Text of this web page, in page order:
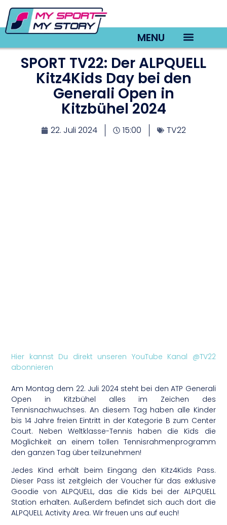
MENU
SPORT TV22: Der ALPQUELL
Kitz4Kids Day bei den
Generali Open in
Kitzbühel 2024
22. Juli 2024 15:00 TV22
Hier kannst Du direkt unseren YouTube Kanal @TV22
abonnieren
Am Montag dem 22. Juli 2024 steht bei den ATP Generali
Open in Kitzbühel alles im Zeichen des
Tennisnachwuchses. An diesem Tag haben alle Kinder
bis 14 Jahre freien Eintritt in der Kategorie B zum Center
Court. Neben Weltklasse-Tennis haben die Kids die
Möglichkeit an einem tollen Tennisrahmenprogramm
den ganzen Tag über teilzunehmen!
Jedes Kind erhält beim Eingang den Kitz4Kids Pass.
Dieser Pass ist zeitgleich der Voucher für das exklusive
Goodie von ALPQUELL, das die Kids bei der ALPQUELL
Station erhalten. Außerdem befindet sich auch dort die
ALPQUELL Activity Area. Wir freuen uns auf euch!